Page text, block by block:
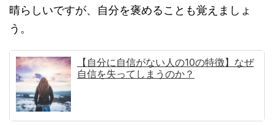
晴らしいですが、自分を褒めることも覚えましょ
う。
【自分に自信がない人の10の特徴】なぜ
自信を失ってしまうのか？